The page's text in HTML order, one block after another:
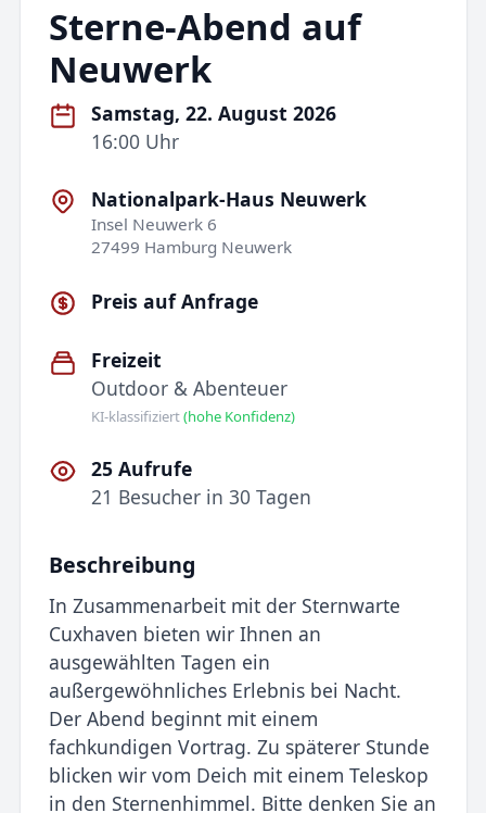
Sterne-Abend auf
Neuwerk
Samstag, 22. August 2026
16:00 Uhr
Nationalpark-Haus Neuwerk
Insel Neuwerk 6
27499 Hamburg Neuwerk
Preis auf Anfrage
Freizeit
Outdoor & Abenteuer
KI-klassifiziert(hohe Konfidenz)
25 Aufrufe
21 Besucher in 30 Tagen
Beschreibung
In Zusammenarbeit mit der Sternwarte
Cuxhaven bieten wir Ihnen an
ausgewählten Tagen ein
außergewöhnliches Erlebnis bei Nacht.
Der Abend beginnt mit einem
fachkundigen Vortrag. Zu späterer Stunde
blicken wir vom Deich mit einem Teleskop
in den Sternenhimmel. Bitte denken Sie an